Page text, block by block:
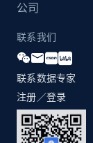
公司
联系我们
联系数据专家
注册／登录